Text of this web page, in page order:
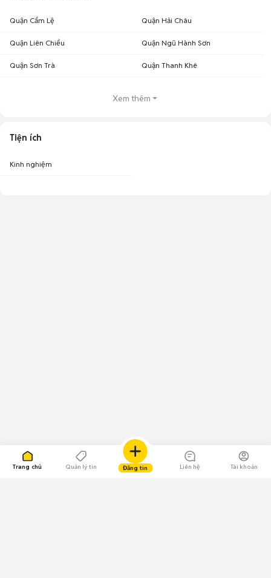
Trang chủ Quản lý tin Đăng tin Liên hệ Tài khoản
Quận Cẩm Lệ Quận Hải Châu
Quận Liên Chiểu Quận Ngũ Hành Sơn
Quận Sơn Trà Quận Thanh Khê
Xem thêm
Tiện ích
Kinh nghiệm